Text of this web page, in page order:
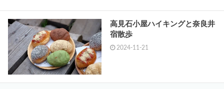
高見石小屋ハイキングと奈良井
宿散歩
2024-11-21